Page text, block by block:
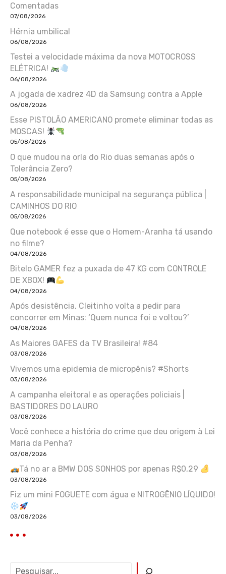
Comentadas
07/08/2026
Hérnia umbilical
06/08/2026
Testei a velocidade máxima da nova MOTOCROSS
ELÉTRICA!
06/08/2026
A jogada de xadrez 4D da Samsung contra a Apple
06/08/2026
Esse PISTOLÃO AMERICANO promete eliminar todas as
MOSCAS!
05/08/2026
O que mudou na orla do Rio duas semanas após o
Tolerância Zero?
05/08/2026
A responsabilidade municipal na segurança pública |
CAMINHOS DO RIO
05/08/2026
Que notebook é esse que o Homem-Aranha tá usando
no filme?
04/08/2026
Bitelo GAMER fez a puxada de 47 KG com CONTROLE
DE XBOX!
04/08/2026
Após desistência, Cleitinho volta a pedir para
concorrer em Minas: ‘Quem nunca foi e voltou?’
04/08/2026
As Maiores GAFES da TV Brasileira! #84
03/08/2026
Vivemos uma epidemia de micropênis? #Shorts
03/08/2026
A campanha eleitoral e as operações policiais |
BASTIDORES DO LAURO
03/08/2026
Você conhece a história do crime que deu origem à Lei
Maria da Penha?
03/08/2026
Tá no ar a BMW DOS SONHOS por apenas R$0,29
03/08/2026
Fiz um mini FOGUETE com água e NITROGÊNIO LÍQUIDO!
03/08/2026